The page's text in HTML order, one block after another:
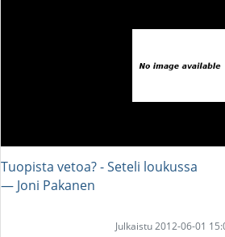
Tuopista vetoa? - Seteli loukussa
― Joni Pakanen
Julkaistu 2012-06-01